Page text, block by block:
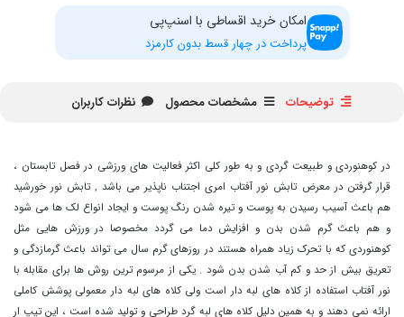
امکان خرید اقساطی با اسنپ‌پی
پرداخت در چهار قسط بدون کارمزد
توضیحات مشخصات محصول نظرات کاربران
در کوهنوردی و طبیعت گردی و به طور کلی اکثر فعالیت های ورزشی در فصل تابستان ،
قرار گرفتن در معرض تابش نور آفتاب امری اجتناب ناپذیر می باشد , تابش نور خورشید
هم باعث آسیب رسیدن به پوست و تیره شدن رنگ پوست و ایجاد انواع لک ها می شود
و هم باعث گرم شدن بدن و افزایش دما می گردد مخصوصا در ورزش هایی مثل
کوهنوردی که با تحرک زیاد همراه هستند در روزهای گرم سال می تواند باعث گرمازدگی و
تعریق بیش از حد و کم آب شدن بدن شود . یکی از مرسوم ترین روش ها برای مقابله با
نور آفتاب استفاده از کلاه های لبه دار است ولی کلاه های لبه دار معمولی پوشش کاملی
ارائه نمی دهند و به همین دلیل کلاه های لبه گرد طراحی و تولید شده است ، این تیپ ار